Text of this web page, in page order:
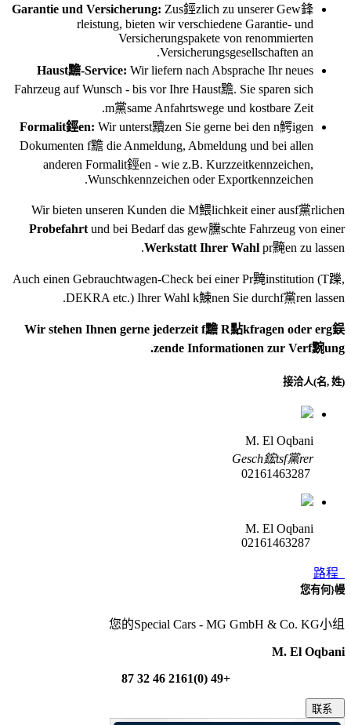
Garantie und Versicherung: Zus鋞zlich zu unserer Gew鋒
rleistung, bieten wir verschiedene Garantie- und
Versicherungspakete von renommierten
Versicherungsgesellschaften an.
Haust黵-Service: Wir liefern nach Absprache Ihr neues
Fahrzeug auf Wunsch - bis vor Ihre Haust黵. Sie sparen sich
m黨same Anfahrtswege und kostbare Zeit.
Formalit鋞en: Wir unterst黷zen Sie gerne bei den n鰐igen
Dokumenten f黵 die Anmeldung, Abmeldung und bei allen
anderen Formalit鋞en - wie z.B. Kurzzeitkennzeichen,
Wunschkennzeichen oder Exportkennzeichen.
Wir bieten unseren Kunden die M鰃lichkeit einer ausf黨rlichen
Probefahrt und bei Bedarf das gew黱schte Fahrzeug von einer
Werkstatt Ihrer Wahl pr黤en zu lassen.
Auch einen Gebrauchtwagen-Check bei einer Pr黤institution (T躒,
DEKRA etc.) Ihrer Wahl k鰊nen Sie durchf黨ren lassen.
Wir stehen Ihnen gerne jederzeit f黵 R點kfragen oder erg鋘
zende Informationen zur Verf黦ung.
接洽人(名, 姓)
M. El Oqbani
Gesch鋐tsf黨rer
M. El Oqbani
您有何}幔
您的Special Cars - MG GmbH & Co. KG小组
M. El Oqbani
+49 (0)2161 46 32 87